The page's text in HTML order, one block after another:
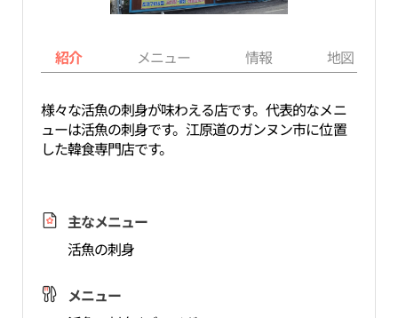
紹介 メニュー 情報 地図
様々な活魚の刺身が味わえる店です。代表的なメニ
ューは活魚の刺身です。江原道のガンヌン市に位置
した韓食専門店です。
主なメニュー
活魚の刺身
メニュー